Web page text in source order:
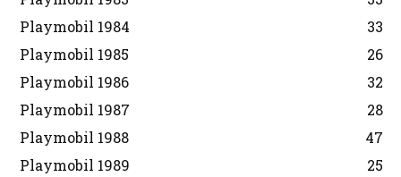
Playmobil 1984
33
Playmobil 1985
26
Playmobil 1986
32
Playmobil 1987
28
Playmobil 1988
47
Playmobil 1989
25